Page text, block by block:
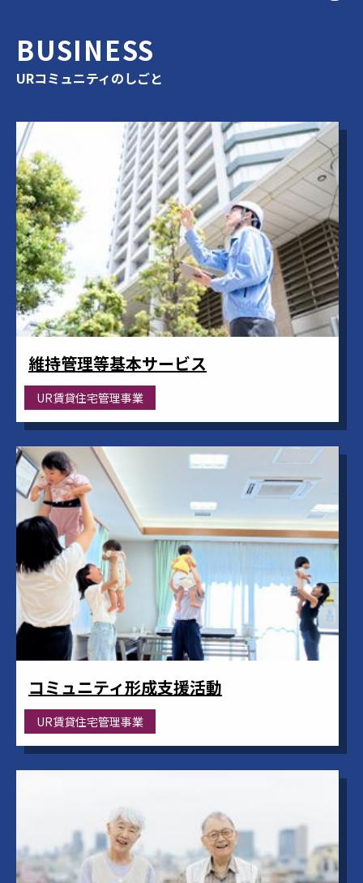
BUSINESS
URコミュニティのしごと
維持管理等基本サービス
UR賃貸住宅管理事業
コミュニティ形成支援活動
UR賃貸住宅管理事業